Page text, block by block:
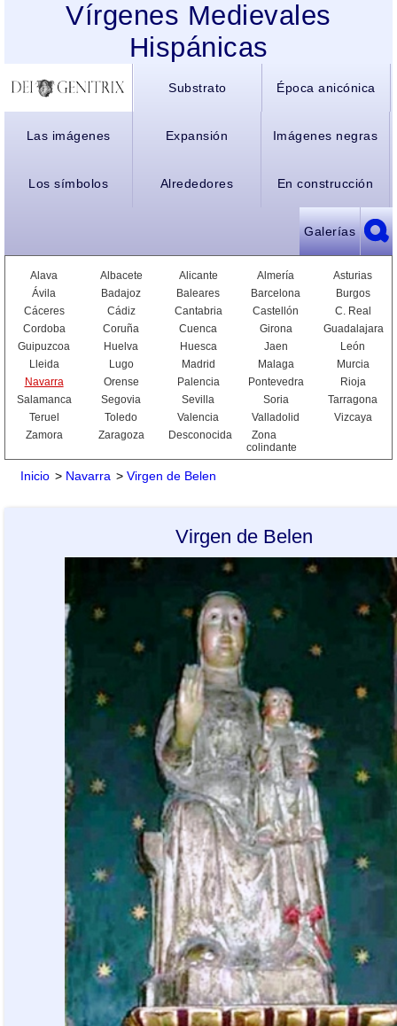
Vírgenes Medievales
Hispánicas
Substrato Época anicónica
Las imágenes Expansión Imágenes negras
Los símbolos Alrededores En construcción
Galerías
Alava Albacete Alicante Almería
Asturias
Ávila
Badajoz Baleares Barcelona
Burgos
Cáceres
Cádiz Cantabria Castellón
C. Real
Cordoba
Coruña Cuenca Girona
Guadalajara
Guipuzcoa
Huelva Huesca Jaen
León
Lleida
Lugo Madrid Malaga
Murcia
Navarra
Orense Palencia Pontevedra
Rioja
Salamanca
Segovia Sevilla Soria
Tarragona
Teruel
Toledo Valencia Valladolid
Vizcaya
Zamora
Zaragoza Desconocida
Zona
colindante
Inicio > Navarra > Virgen de Belen
Virgen de Belen